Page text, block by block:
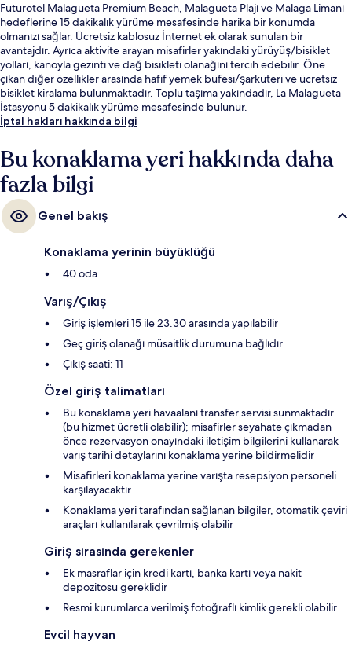
Futurotel Malagueta Premium Beach, Malagueta Plajı ve Malaga Limanı
hedeflerine 15 dakikalık yürüme mesafesinde harika bir konumda
olmanızı sağlar. Ücretsiz kablosuz İnternet ek olarak sunulan bir
avantajdır. Ayrıca aktivite arayan misafirler yakındaki yürüyüş/bisiklet
yolları, kanoyla gezinti ve dağ bisikleti olanağını tercih edebilir. Öne
çıkan diğer özellikler arasında hafif yemek büfesi/şarküteri ve ücretsiz
bisiklet kiralama bulunmaktadır. Toplu taşıma yakındadır, La Malagueta
İstasyonu 5 dakikalık yürüme mesafesinde bulunur.
İptal hakları hakkında bilgi
Bu konaklama yeri hakkında daha
fazla bilgi
Genel bakış
Konaklama yerinin büyüklüğü
40 oda
Varış/Çıkış
Giriş işlemleri 15 ile 23.30 arasında yapılabilir
Geç giriş olanağı müsaitlik durumuna bağlıdır
Çıkış saati: 11
Özel giriş talimatları
Bu konaklama yeri havaalanı transfer servisi sunmaktadır
(bu hizmet ücretli olabilir); misafirler seyahate çıkmadan
önce rezervasyon onayındaki iletişim bilgilerini kullanarak
varış tarihi detaylarını konaklama yerine bildirmelidir
Misafirleri konaklama yerine varışta resepsiyon personeli
karşılayacaktır
Konaklama yeri tarafından sağlanan bilgiler, otomatik çeviri
araçları kullanılarak çevrilmiş olabilir
Giriş sırasında gerekenler
Ek masraflar için kredi kartı, banka kartı veya nakit
depozitosu gereklidir
Resmi kurumlarca verilmiş fotoğraflı kimlik gerekli olabilir
Evcil hayvan